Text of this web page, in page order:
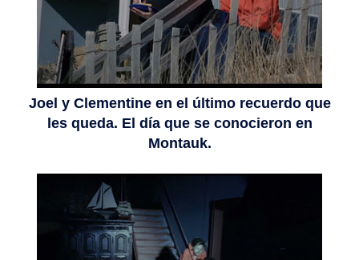
Joel y Clementine en el último recuerdo que
les queda. El día que se conocieron en
Montauk.